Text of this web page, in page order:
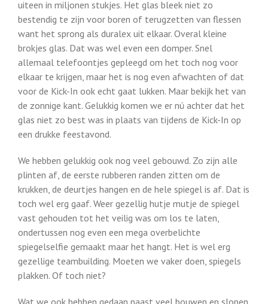
uiteen in miljonen stukjes. Het glas bleek niet zo
bestendig te zijn voor boren of terugzetten van flessen
want het sprong als duralex uit elkaar. Overal kleine
brokjes glas. Dat was wel even een domper. Snel
allemaal telefoontjes gepleegd om het toch nog voor
elkaar te krijgen, maar het is nog even afwachten of dat
voor de Kick-In ook echt gaat lukken. Maar bekijk het van
de zonnige kant. Gelukkig komen we er nú achter dat het
glas niet zo best was in plaats van tijdens de Kick-In op
een drukke feestavond.
We hebben gelukkig ook nog veel gebouwd. Zo zijn alle
plinten af, de eerste rubberen randen zitten om de
krukken, de deurtjes hangen en de hele spiegel is af. Dat is
toch wel erg gaaf. Weer gezellig hutje mutje de spiegel
vast gehouden tot het veilig was om los te laten,
ondertussen nog even een mega overbelichte
spiegelselfie gemaakt maar het hangt. Het is wel erg
gezellige teambuilding. Moeten we vaker doen, spiegels
plakken. Of toch niet?
Wat we ook hebben gedaan naast veel bouwen en slopen